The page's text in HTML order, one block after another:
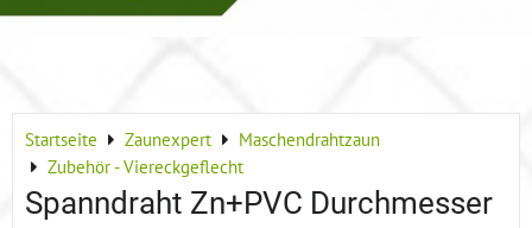
Startseite Zaunexpert
Maschendrahtzaun
Zubehör - Viereckgeflecht
Spanndraht Zn+PVC Durchmesser